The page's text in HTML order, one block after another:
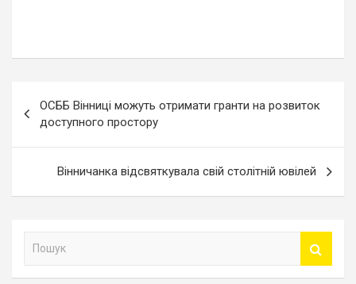
записів
ОСББ Вінниці можуть отримати гранти на розвиток
доступного простору
Вінничанка відсвяткувала свій столітній ювілей